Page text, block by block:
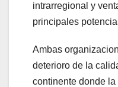
intrarregional y
principales
Ambas
deterioro de la
continente donde